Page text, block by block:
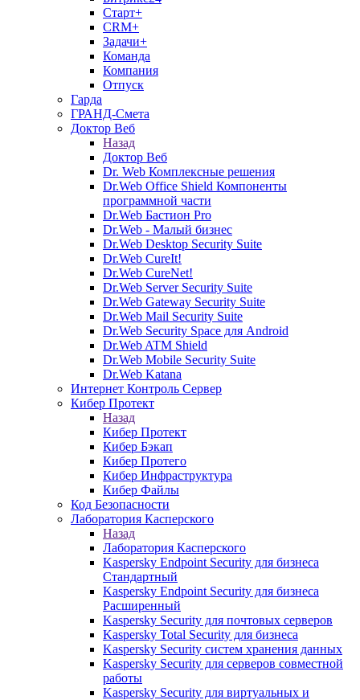
Старт+
CRM+
Задачи+
Команда
Компания
Отпуск
Гарда
ГРАНД-Смета
Доктор Веб
Назад
Доктор Веб
Dr. Web Комплексные решения
Dr.Web Office Shield Компоненты
программной части
Dr.Web Бастион Pro
Dr.Web - Малый бизнес
Dr.Web Desktop Security Suite
Dr.Web CureIt!
Dr.Web CureNet!
Dr.Web Server Security Suite
Dr.Web Gateway Security Suite
Dr.Web Mail Security Suite
Dr.Web Security Space для Android
Dr.Web ATM Shield
Dr.Web Mobile Security Suite
Dr.Web Katana
Интернет Контроль Сервер
Кибер Протект
Назад
Кибер Протект
Кибер Бэкап
Кибер Протего
Кибер Инфраструктура
Кибер Файлы
Код Безопасности
Лаборатория Касперского
Назад
Лаборатория Касперского
Kaspersky Endpoint Security для бизнеса
Стандартный
Kaspersky Endpoint Security для бизнеса
Расширенный
Kaspersky Security для почтовых серверов
Kaspersky Total Security для бизнеса
Kaspersky Security систем хранения данных
Kaspersky Security для серверов совместной
работы
Kaspersky Security для виртуальных и